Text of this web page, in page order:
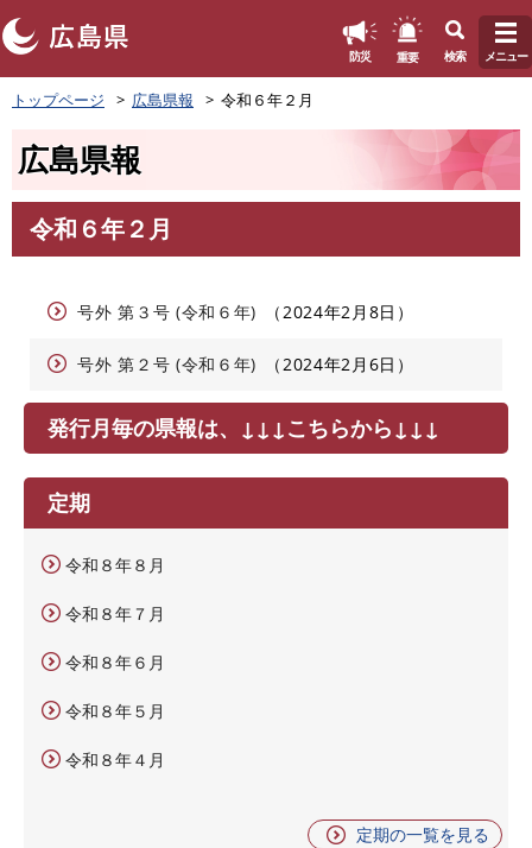
ペ
ー
頭
す
防災 重要 検索 メニュー
トップページ 広島県報 令和６年２月
広島県報
文
令和６年２月
号外 第３号 (令和６年) 2024年2月8日
号外 第２号 (令和６年) 2024年2月6日
発行月毎の県報は、↓↓↓こちらから↓↓↓
定期
令和８年８月
令和８年７月
令和８年６月
令和８年５月
令和８年４月
定期の一覧を見る